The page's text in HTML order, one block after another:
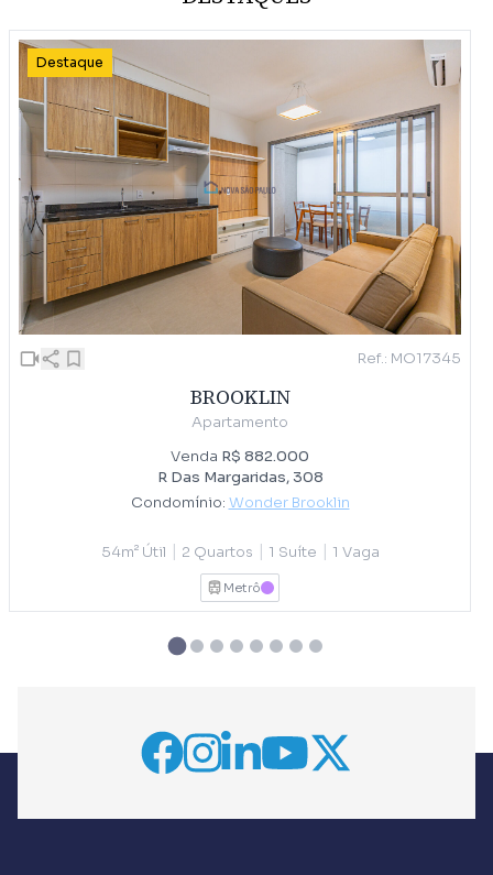
Destaque
Ref.: MO17345
BROOKLIN
Apartamento
Venda R$ 882.000
R Das Margaridas, 308
Condomínio: Wonder Brooklin
54m² Útil | 2 Quartos | 1 Suíte | 1 Vaga
Metrô LILAS